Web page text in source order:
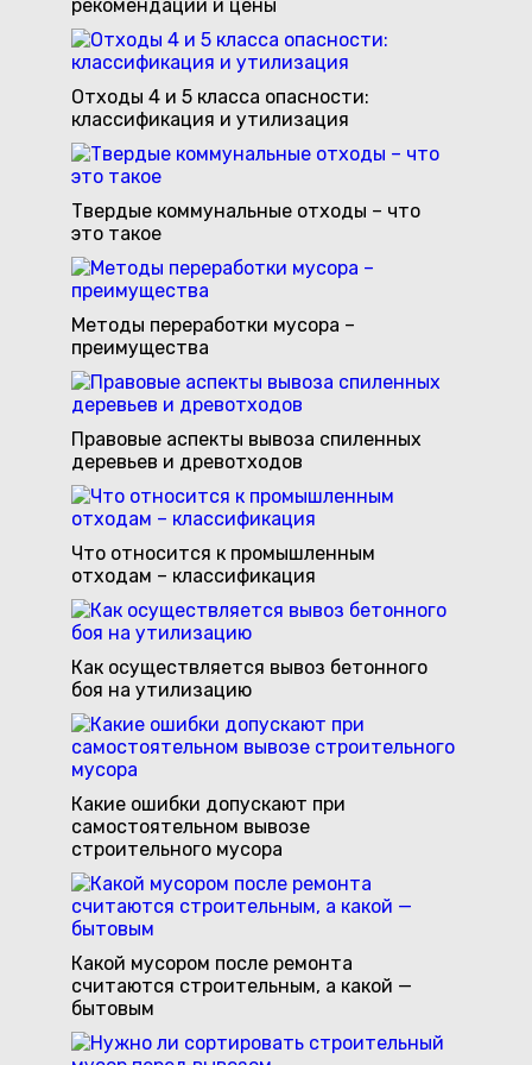
рекомендации и цены
Отходы 4 и 5 класса опасности:
классификация и утилизация
Твердые коммунальные отходы – что
это такое
Методы переработки мусора –
преимущества
Правовые аспекты вывоза спиленных
деревьев и древотходов
Что относится к промышленным
отходам – классификация
Как осуществляется вывоз бетонного
боя на утилизацию
Какие ошибки допускают при
самостоятельном вывозе
строительного мусора
Какой мусором после ремонта
считаются строительным, а какой —
бытовым